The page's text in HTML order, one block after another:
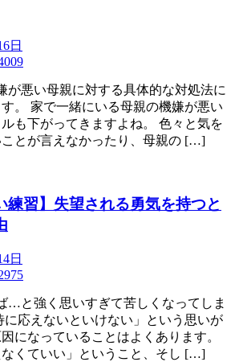
日
が悪い母親に対する具体的な対処法に
。 家で一緒にいる母親の機嫌が悪い
も下がってきますよね。 色々と気を
とが言えなかったり、母親の […]
練習】失望される勇気を持つと
日
…と強く思いすぎて苦しくなってしま
応えないといけない」という思いが
になっていることはよくあります。
くていい」ということ、そし […]